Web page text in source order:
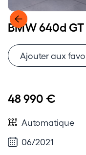
BMW 640d
Ajouter aux
48 990 €
Automatique
06/2021